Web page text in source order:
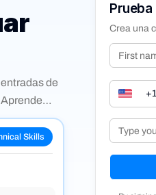
de
POST.
Skills
Crea una